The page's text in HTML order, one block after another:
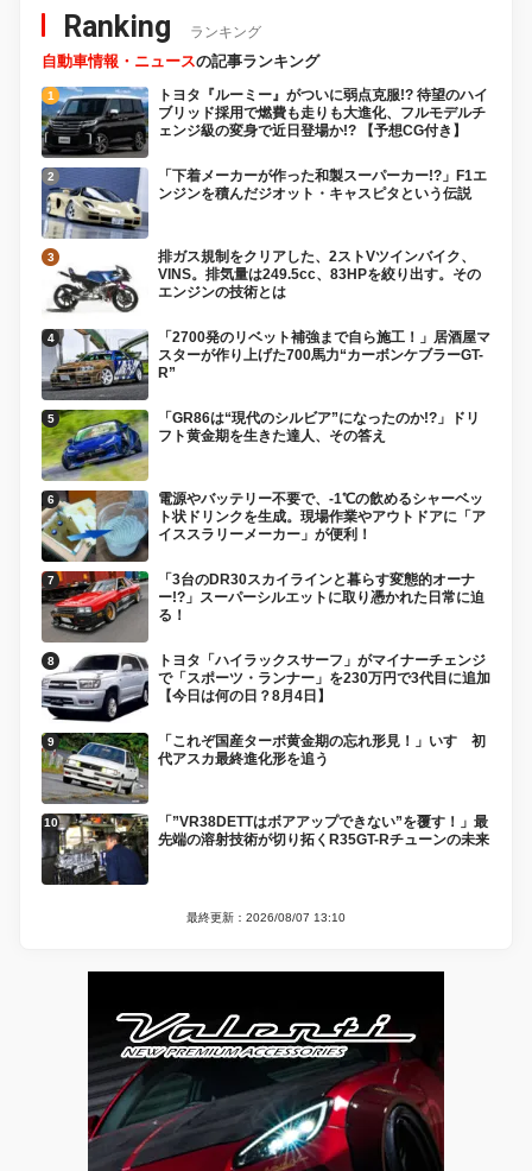
Ranking ランキング
自動車情報・ニュースの記事ランキング
トヨタ『ルーミー』がついに弱点克服!? 待望のハイ
ブリッド採用で燃費も走りも大進化、フルモデルチ
ェンジ級の変身で近日登場か!? 【予想CG付き】
「下着メーカーが作った和製スーパーカー!?」F1エ
ンジンを積んだジオット・キャスピタという伝説
排ガス規制をクリアした、2ストVツインバイク、
VINS。排気量は249.5cc、83HPを絞り出す。その
エンジンの技術とは
「2700発のリベット補強まで自ら施工！」居酒屋マ
スターが作り上げた700馬力“カーボンケブラーGT-
R”
「GR86は“現代のシルビア”になったのか!?」ドリ
フト黄金期を生きた達人、その答え
電源やバッテリー不要で、-1℃の飲めるシャーベッ
ト状ドリンクを生成。現場作業やアウトドアに「ア
イススラリーメーカー」が便利！
「3台のDR30スカイラインと暮らす変態的オーナ
ー!?」スーパーシルエットに取り憑かれた日常に迫
る！
トヨタ「ハイラックスサーフ」がマイナーチェンジ
で「スポーツ・ランナー」を230万円で3代目に追加
【今日は何の日？8月4日】
「これぞ国産ターボ黄金期の忘れ形見！」いすゞ初
代アスカ最終進化形を追う
「”VR38DETTはボアアップできない”を覆す！」最
先端の溶射技術が切り拓くR35GT-Rチューンの未来
最終更新：2026/08/07 13:10